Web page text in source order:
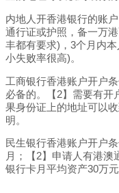
内地人开香港银行的账
通行证或护照，备一万
丰都有要求)，3个月内
小失败率很高)。
工商银行香港账户开户
必备的。【2】需要有开
果身份证上的地址可以
明。
民生银行香港账户开户
月；【2】申请人有港澳
银行卡月平均资产30万